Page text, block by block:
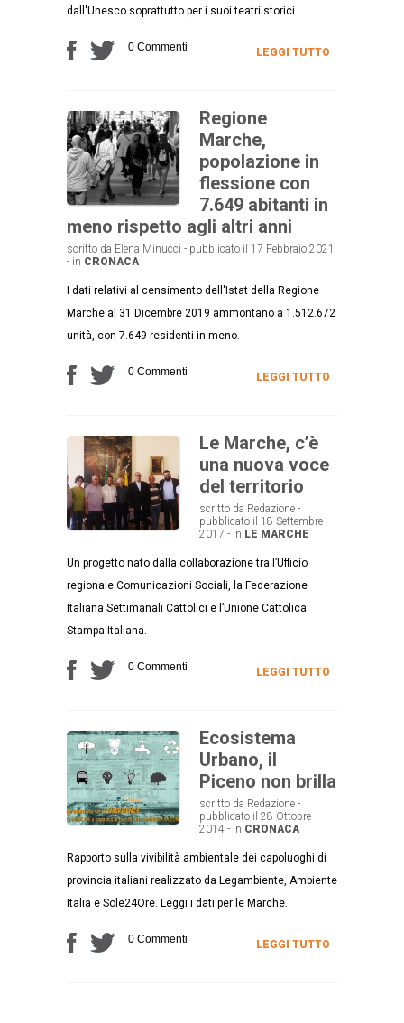
dall'Unesco soprattutto per i suoi teatri storici.
0 Commenti LEGGI TUTTO
Regione
Marche,
popolazione in
flessione con
7.649 abitanti in
meno rispetto agli altri anni
scritto da Elena Minucci - pubblicato il 17 Febbraio 2021
- in CRONACA
I dati relativi al censimento dell'Istat della Regione
Marche al 31 Dicembre 2019 ammontano a 1.512.672
unità, con 7.649 residenti in meno.
0 Commenti LEGGI TUTTO
Le Marche, c’è
una nuova voce
del territorio
scritto da Redazione -
pubblicato il 18 Settembre
2017 - in LE MARCHE
Un progetto nato dalla collaborazione tra l’Ufficio
regionale Comunicazioni Sociali, la Federazione
Italiana Settimanali Cattolici e l’Unione Cattolica
Stampa Italiana.
0 Commenti LEGGI TUTTO
Ecosistema
Urbano, il
Piceno non brilla
scritto da Redazione -
pubblicato il 28 Ottobre
2014 - in CRONACA
Rapporto sulla vivibilità ambientale dei capoluoghi di
provincia italiani realizzato da Legambiente, Ambiente
Italia e Sole24Ore. Leggi i dati per le Marche.
0 Commenti LEGGI TUTTO